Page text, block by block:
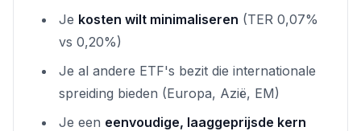
Je kosten wilt minimaliseren (TER 0,07%
vs 0,20%)
Je al andere ETF's bezit die internationale
spreiding bieden (Europa, Azië, EM)
Je een eenvoudige, laaggeprijsde kern